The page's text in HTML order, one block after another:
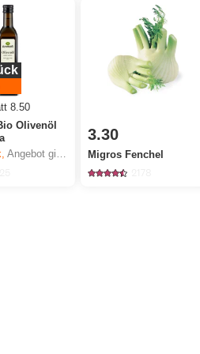
8.50
Olivenöl
Angebot gilt nur vom 6.8. bis 12.8.2026, solange Vorrat.
3.30
Migros Fenchel